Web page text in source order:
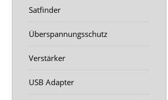
Satfinder
Überspannungsschutz
Verstärker
USB Adapter